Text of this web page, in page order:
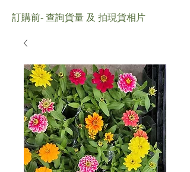
訂購前- 查詢貨量 及 拍現貨相片